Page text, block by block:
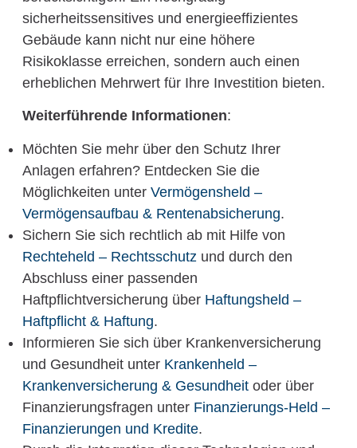
sicherheitssensitives und energieeffizientes
Gebäude kann nicht nur eine höhere
Risikoklasse erreichen, sondern auch einen
erheblichen Mehrwert für Ihre Investition bieten.
Weiterführende Informationen:
Möchten Sie mehr über den Schutz Ihrer
Anlagen erfahren? Entdecken Sie die
Möglichkeiten unter Vermögensheld –
Vermögensaufbau & Rentenabsicherung.
Sichern Sie sich rechtlich ab mit Hilfe von
Rechteheld – Rechtsschutz und durch den
Abschluss einer passenden
Haftpflichtversicherung über Haftungsheld –
Haftpflicht & Haftung.
Informieren Sie sich über Krankenversicherung
und Gesundheit unter Krankenheld –
Krankenversicherung & Gesundheitoder über
Finanzierungsfragen unter Finanzierungs-Held –
Finanzierungen und Kredite.